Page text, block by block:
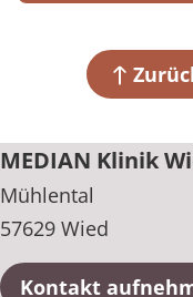
57629 Wied
MEDIAN Klinik
Mühlental
57629 Wied
Kontakt